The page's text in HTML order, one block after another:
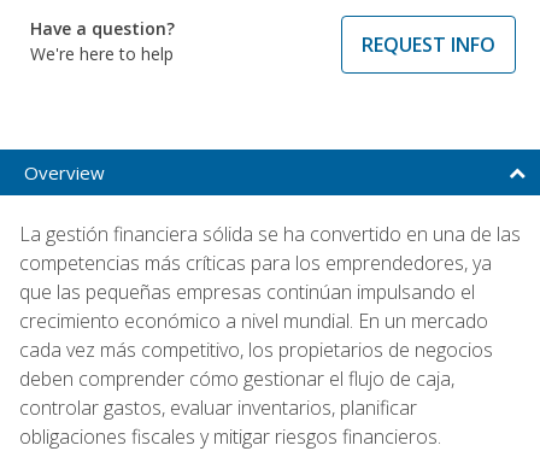
Have a question?
We're here to help
REQUEST INFO
Overview
La gestión financiera sólida se ha convertido en una de las
competencias más críticas para los emprendedores, ya
que las pequeñas empresas continúan impulsando el
crecimiento económico a nivel mundial. En un mercado
cada vez más competitivo, los propietarios de negocios
deben comprender cómo gestionar el flujo de caja,
controlar gastos, evaluar inventarios, planificar
obligaciones fiscales y mitigar riesgos financieros.